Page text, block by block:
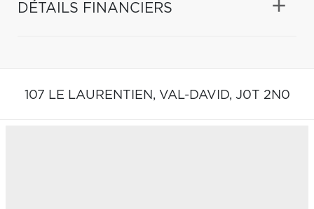
DÉTAILS FINANCIERS
107 LE LAURENTIEN, VAL-DAVID, J0T 2N0